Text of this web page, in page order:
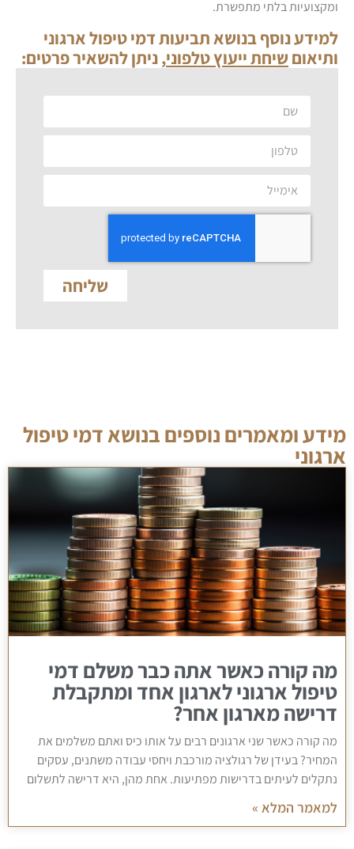
ומקצועיות בלתי מתפשרת.
למידע נוסף בנושא תביעות דמי טיפול ארגוני
ותיאום שיחת ייעוץ טלפוני, ניתן להשאיר פרטים:
שליחה
מידע ומאמרים נוספים בנושא דמי טיפול
ארגוני
מה קורה כאשר אתה כבר משלם דמי
טיפול ארגוני לארגון אחד ומתקבלת
דרישה מארגון אחר?
מה קורה כאשר שני ארגונים רבים על אותו כיס ואתם משלמים את
המחיר? בעידן של רגולציה מורכבת ויחסי עבודה משתנים, עסקים
נתקלים לעיתים בדרישות מפתיעות. אחת מהן, היא דרישה לתשלום
למאמר המלא »